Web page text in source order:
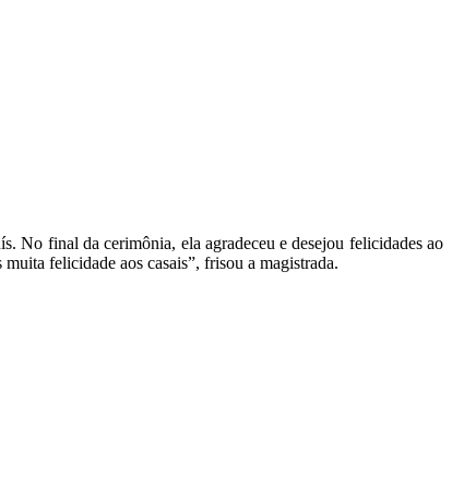
No final da cerimônia, ela agradeceu e desejou felicidades ao
felicidade aos casais”, frisou a magistrada.